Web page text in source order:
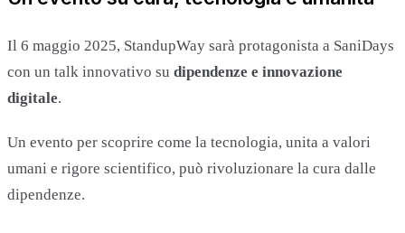
Il 6 maggio 2025, StandupWay sarà protagonista a SaniDays
con un talk innovativo su dipendenze e innovazione
digitale.
Un evento per scoprire come la tecnologia, unita a valori
umani e rigore scientifico, può rivoluzionare la cura dalle
dipendenze.